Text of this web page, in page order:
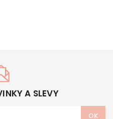
A SLEVY